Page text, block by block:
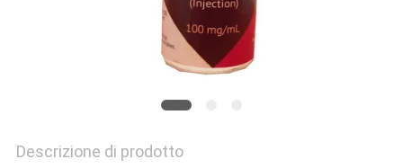
Descrizione di prodotto